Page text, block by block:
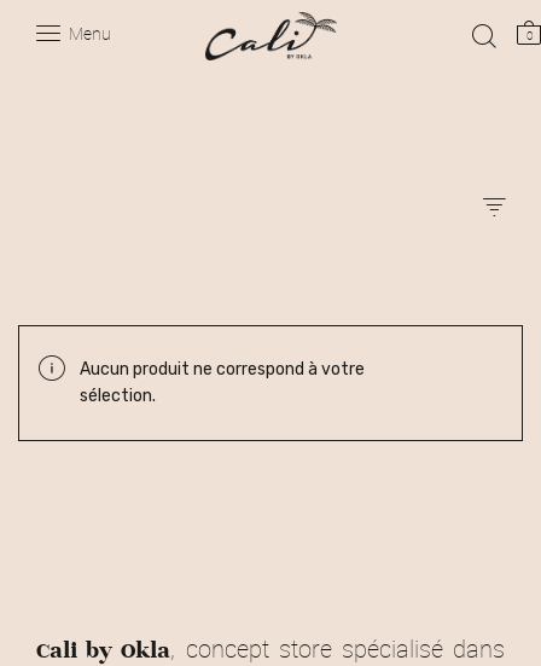
Menu 0
Aucun produit ne correspond à votre
sélection.
Cali by Okla, concept store spécialisé dans